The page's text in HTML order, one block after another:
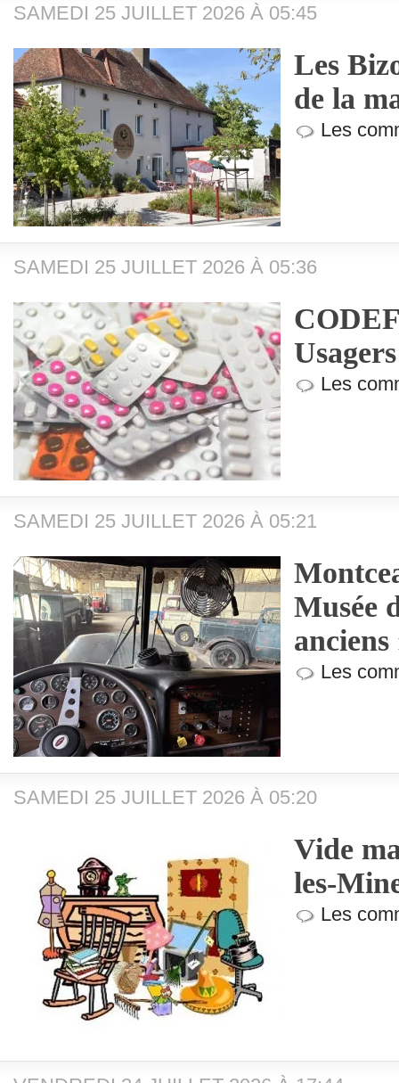
SAMEDI 25 JUILLET 2026 À 05:45
Les
de la
Les
SAMEDI 25 JUILLET 2026 À 05:36
Les
SAMEDI 25 JUILLET 2026 À 05:21
Musée
anciens
Les
SAMEDI 25 JUILLET 2026 À 05:20
Vide
les-
Les